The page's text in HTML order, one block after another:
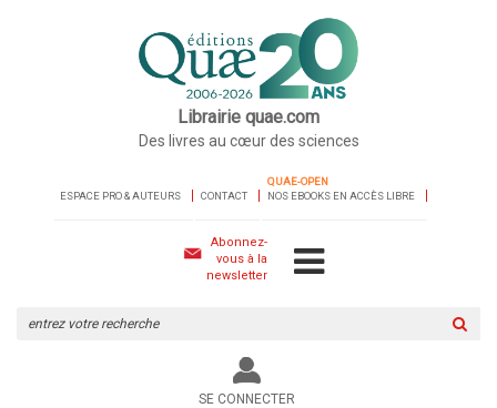
Librairie quae.com
Des livres au cœur des sciences
ESPACE PRO & AUTEURS CONTACT
QUAE-OPEN
NOS EBOOKS EN ACCÈS LIBRE
Abonnez-
vous à la
newsletter
le
site
SE CONNECTER